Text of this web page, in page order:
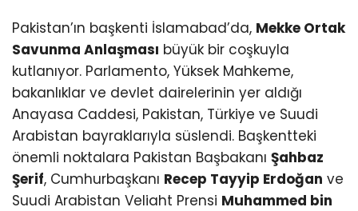
Pakistan’ın başkenti İslamabad’da, Mekke Ortak
Savunma Anlaşması büyük bir coşkuyla
kutlanıyor. Parlamento, Yüksek Mahkeme,
bakanlıklar ve devlet dairelerinin yer aldığı
Anayasa Caddesi, Pakistan, Türkiye ve Suudi
Arabistan bayraklarıyla süslendi. Başkentteki
önemli noktalara Pakistan Başbakanı Şahbaz
Şerif, Cumhurbaşkanı Recep Tayyip Erdoğan ve
Suudi Arabistan Veliaht Prensi Muhammed bin